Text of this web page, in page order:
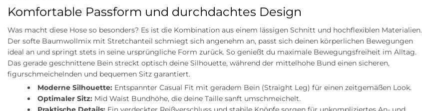
Komfortable Passform und durchdachtes Design
Was macht diese Hose so besonders? Es ist die Kombination aus einem lässigen Schnitt und hochflexiblen Materialien.
Der softe Baumwollmix mit Stretchanteil schmiegt sich angenehm an, passt sich deinen körperlichen Bewegungen
ideal an und springt stets in seine ursprüngliche Form zurück. So genießt du maximale Bewegungsfreiheit im Alltag.
Das gerade geschnittene Bein streckt optisch deine Silhouette, während der mittelhohe Bund einen sicheren,
figurschmeichelnden und bequemen Sitz garantiert.
Moderne Silhouette: Entspannter Casual Fit mit geradem Bein (Straight Leg) für einen zeitgemäßen Look.
Optimaler Sitz: Mid Waist Bundhöhe, die deine Taille sanft umschmeichelt.